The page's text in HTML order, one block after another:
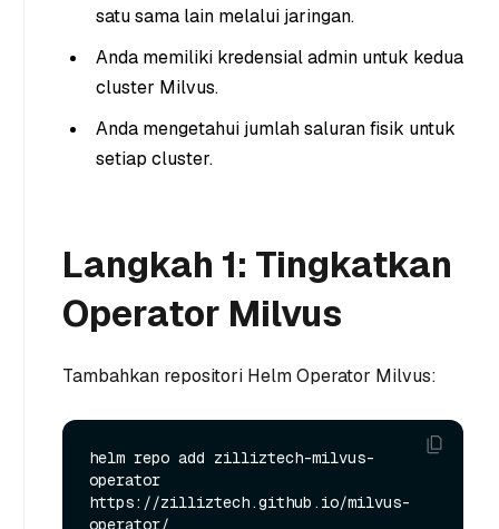
satu sama lain melalui jaringan.
Anda memiliki kredensial admin untuk kedua
cluster Milvus.
Anda mengetahui jumlah saluran fisik untuk
setiap cluster.
Langkah 1: Tingkatkan
Operator Milvus
Tambahkan repositori Helm Operator Milvus:
helm repo add zilliztech-milvus-
operator
https://zilliztech.github.io/milvus-